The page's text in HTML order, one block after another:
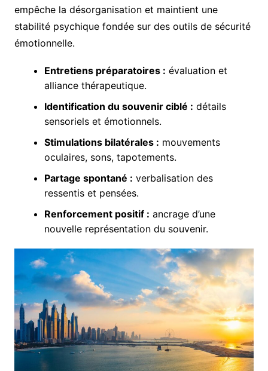
empêche la désorganisation et maintient une
stabilité psychique fondée sur des outils de sécurité
émotionnelle.
Entretiens préparatoires : évaluation et
alliance thérapeutique.
Identification du souvenir ciblé : détails
sensoriels et émotionnels.
Stimulations bilatérales : mouvements
oculaires, sons, tapotements.
Partage spontané : verbalisation des
ressentis et pensées.
Renforcement positif : ancrage d’une
nouvelle représentation du souvenir.